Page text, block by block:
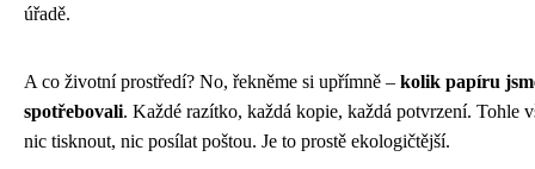
úřadě.
A co životní prostředí? No, řekněme si upřímně – kolik papíru
spotřebovali. Každé razítko, každá kopie, každá potvrzení. Tohle
nic tisknout, nic posílat poštou. Je to prostě ekologičtější.